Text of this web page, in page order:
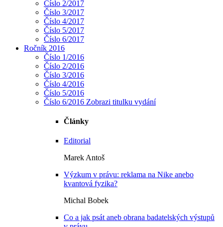
Číslo 2/2017
Číslo 3/2017
Číslo 4/2017
Číslo 5/2017
Číslo 6/2017
Ročník 2016
Číslo 1/2016
Číslo 2/2016
Číslo 3/2016
Číslo 4/2016
Číslo 5/2016
Číslo 6/2016 Zobrazi titulku vydání
Články
Editorial
Marek Antoš
Výzkum v právu: reklama na Nike anebo
kvantová fyzika?
Michal Bobek
Co a jak psát aneb obrana badatelských výstupů